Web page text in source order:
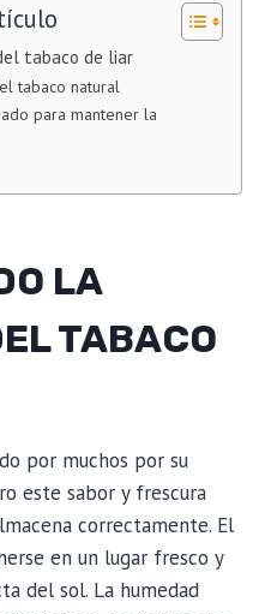
tabaco de liar
tabaco natural
para mantener la
LA
TABACO
por muchos por su
este sabor y frescura
correctamente. El
en un lugar fresco y
del sol. La humedad